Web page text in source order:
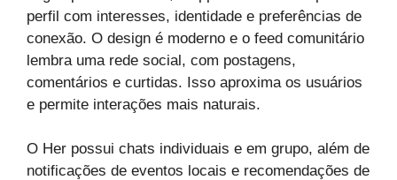
perfil com interesses, identidade e preferências de
conexão. O design é moderno e o feed comunitário
lembra uma rede social, com postagens,
comentários e curtidas. Isso aproxima os usuários
e permite interações mais naturais.
O Her possui chats individuais e em grupo, além de
notificações de eventos locais e recomendações de